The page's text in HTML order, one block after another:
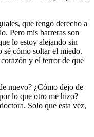
que tengo derecho a
Pero mis barreras son
lo estoy alejando sin
sé cómo soltar el miedo.
y el terror de que
nuevo? ¿Cómo dejo de
lo que otro me hizo?
Solo que esta vez,